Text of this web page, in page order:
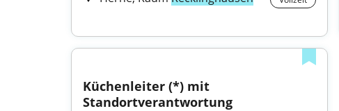
Küchenleiter (*) mit
Standortverantwortung